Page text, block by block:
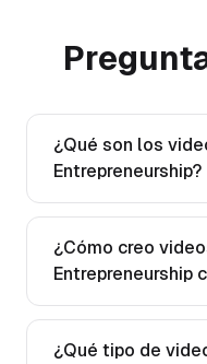
¿Qué son los
Entrepreneurship?
¿Cómo creo
Entrepreneurship
¿Qué tipo de